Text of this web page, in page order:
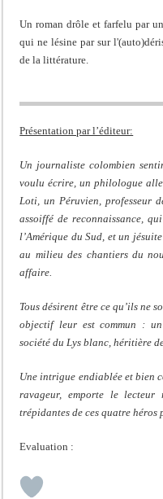
Un roman drôle et farfelu par
qui ne lésine par sur
de la littérature.
Présentation par l’éditeur:
Un journaliste colombien
voulu écrire, un philologue
Loti, un Péruvien, professeur
assoiffé de reconnaissance,
l’Amérique du Sud, et un
au milieu des chantiers du
affaire.
Tous désirent être ce qu’ils ne
objectif leur est commun :
société du Lys blanc, héritière
Une intrigue endiablée et bien
ravageur, emporte le lecteur
trépidantes de ces quatre
Evaluation :